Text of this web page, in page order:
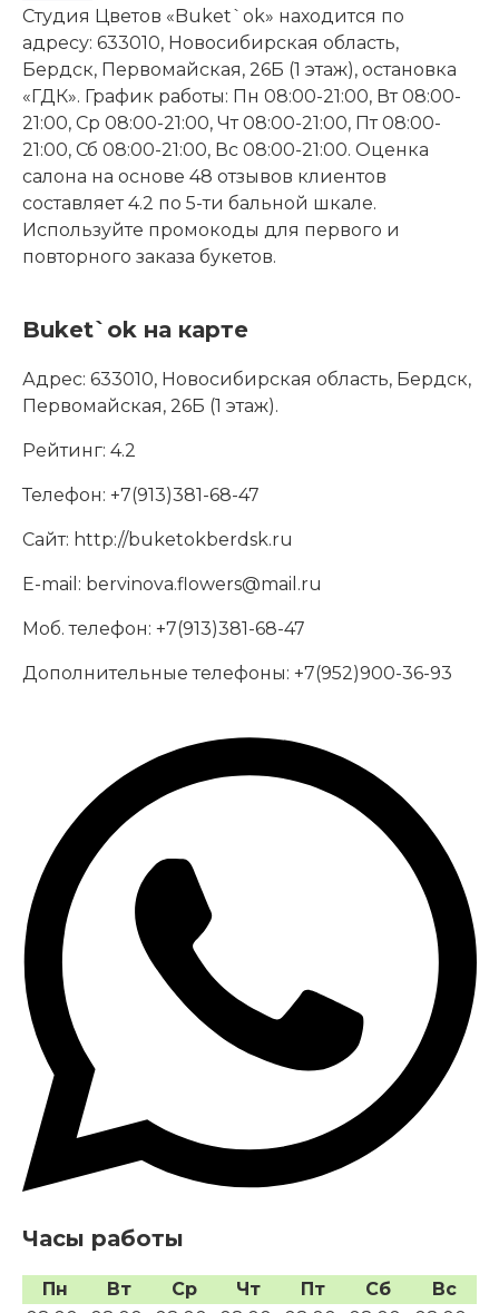
Студия Цветов «Buket`ok» находится по
адресу: 633010, Новосибирская область,
Бердск, Первомайская, 26Б (1 этаж), остановка
«ГДК». График работы: Пн 08:00-21:00, Вт 08:00-
21:00, Ср 08:00-21:00, Чт 08:00-21:00, Пт 08:00-
21:00, Сб 08:00-21:00, Вс 08:00-21:00. Оценка
салона на основе 48 отзывов клиентов
составляет 4.2 по 5-ти бальной шкале.
Используйте промокоды для первого и
повторного заказа букетов.
Buket`ok на карте
Адрес: 633010, Новосибирская область, Бердск,
Первомайская, 26Б (1 этаж).
Рейтинг: 4.2
Телефон: +7(913)381-68-47
Сайт: http://buketokberdsk.ru
E-mail: bervinova.flowers@mail.ru
Моб. телефон: +7(913)381-68-47
Дополнительные телефоны: +7(952)900-36-93
Часы работы
Пн Вт Ср Чт Пт Сб
Вс